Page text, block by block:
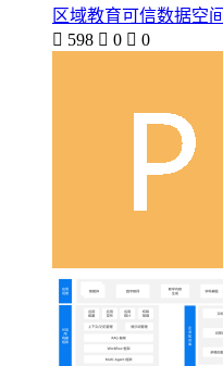
区域教育可信数据空
 598  0  0